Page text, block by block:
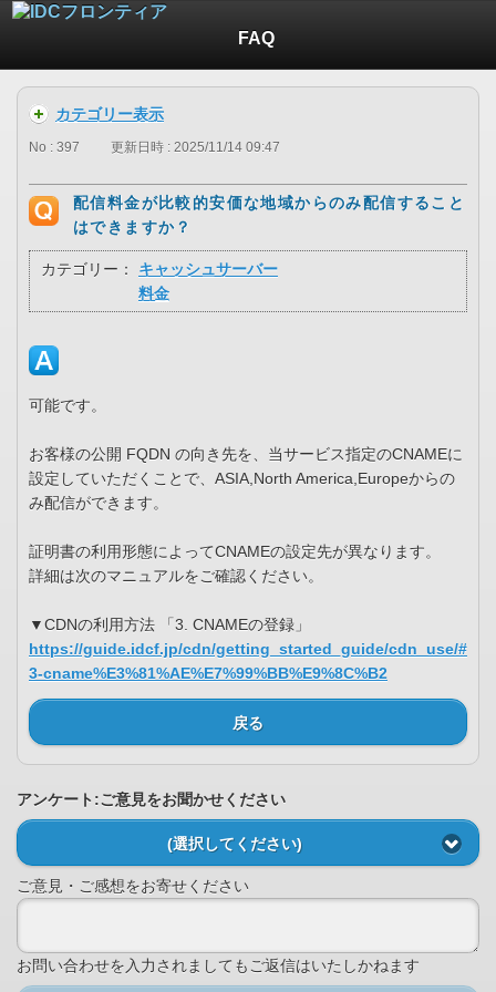
FAQ
カテゴリー表示
No : 397 更新日時 : 2025/11/14 09:47
配信料金が比較的安価な地域からのみ配信すること
はできますか？
カテゴリー：
キャッシュサーバー
料金
可能です。
お客様の公開 FQDN の向き先を、当サービス指定のCNAMEに
設定していただくことで、ASIA,North America,Europeからの
み配信ができます。
証明書の利用形態によってCNAMEの設定先が異なります。
詳細は次のマニュアルをご確認ください。
▼CDNの利用方法 「3. CNAMEの登録」
https://guide.idcf.jp/cdn/getting_started_guide/cdn_use/#
3-cname%E3%81%AE%E7%99%BB%E9%8C%B2
戻る
アンケート:ご意見をお聞かせください
(選択してください)
ご意見・ご感想をお寄せください
お問い合わせを入力されましてもご返信はいたしかねます